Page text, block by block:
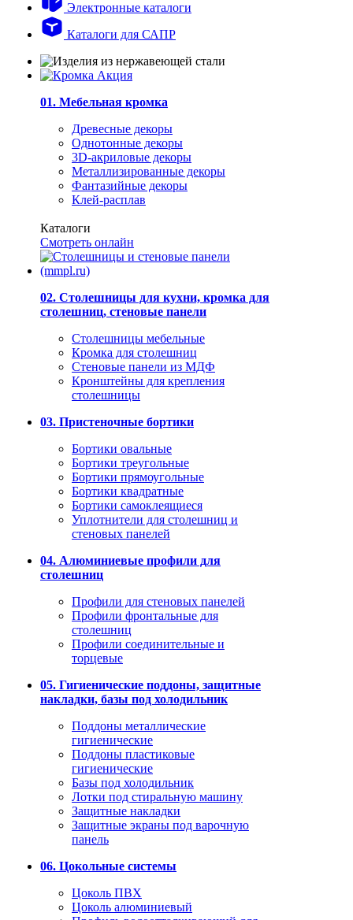
Электронные каталоги
Каталоги для САПР
01. Мебельная кромка
Древесные декоры
Однотонные декоры
3D-акриловые декоры
Металлизированные декоры
Фантазийные декоры
Клей-расплав
Каталоги
Смотреть онлайн
02. Столешницы для кухни, кромка для
столешниц, стеновые панели
Столешницы мебельные
Кромка для столешниц
Стеновые панели из МДФ
Кронштейны для крепления
столешницы
03. Пристеночные бортики
Бортики овальные
Бортики треугольные
Бортики прямоугольные
Бортики квадратные
Бортики самоклеящиеся
Уплотнители для столешниц и
стеновых панелей
04. Алюминиевые профили для
столешниц
Профили для стеновых панелей
Профили фронтальные для
столешниц
Профили соединительные и
торцевые
05. Гигиенические поддоны, защитные
накладки, базы под холодильник
Поддоны металлические
гигиенические
Поддоны пластиковые
гигиенические
Базы под холодильник
Лотки под стиральную машину
Защитные накладки
Защитные экраны под варочную
панель
06. Цокольные системы
Цоколь ПВХ
Цоколь алюминиевый